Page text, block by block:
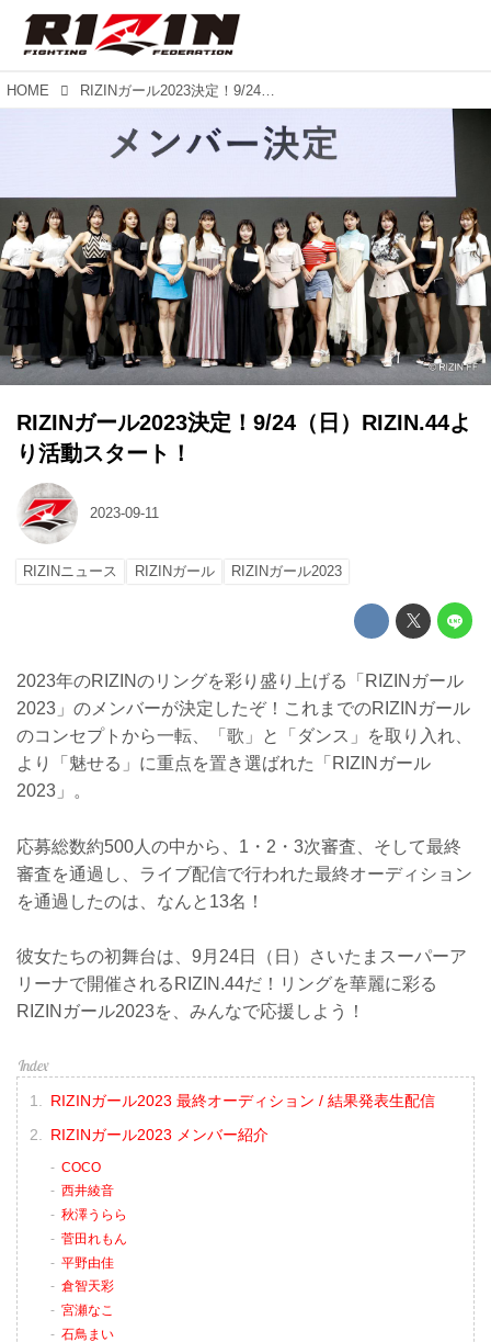
HOME RIZINガール2023決定！9/24（日）RIZIN.44より活動スタート！
RIZINガール2023決定！9/24（日）RIZIN.44よ
り活動スタート！
2023-09-11
RIZINニュース RIZINガール RIZINガール2023
2023年のRIZINのリングを彩り盛り上げる「RIZINガール
2023」のメンバーが決定したぞ！これまでのRIZINガール
のコンセプトから一転、「歌」と「ダンス」を取り入れ、
より「魅せる」に重点を置き選ばれた「RIZINガール
2023」。
応募総数約500人の中から、1・2・3次審査、そして最終
審査を通過し、ライブ配信で行われた最終オーディション
を通過したのは、なんと13名！
彼女たちの初舞台は、9月24日（日）さいたまスーパーア
リーナで開催されるRIZIN.44だ！リングを華麗に彩る
RIZINガール2023を、みんなで応援しよう！
RIZINガール2023 最終オーディション / 結果発表生配信
RIZINガール2023 メンバー紹介
COCO
西井綾音
秋澤うらら
菅田れもん
平野由佳
倉智天彩
宮瀬なこ
石鳥まい